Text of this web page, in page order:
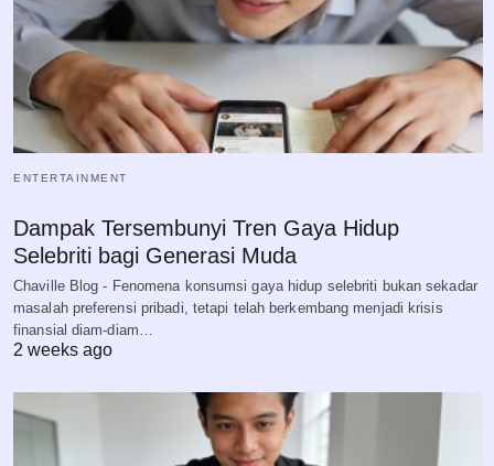
ENTERTAINMENT
Dampak Tersembunyi Tren Gaya Hidup
Selebriti bagi Generasi Muda
Chaville Blog - Fenomena konsumsi gaya hidup selebriti bukan sekadar
masalah preferensi pribadi, tetapi telah berkembang menjadi krisis
finansial diam-diam…
2 weeks ago